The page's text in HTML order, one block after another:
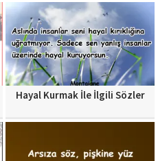
Hayal Kurmak İle İlgili Sözler